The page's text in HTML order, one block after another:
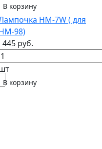
В корзину
HM-7W ( для
98)
445 руб.
В корзину